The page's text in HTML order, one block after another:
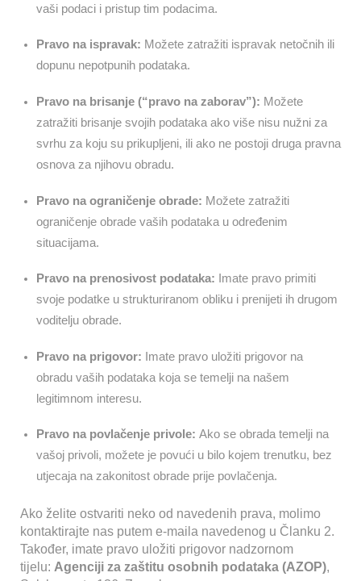
vaši podaci i pristup tim podacima.
Pravo na ispravak: Možete zatražiti ispravak netočnih ili
dopunu nepotpunih podataka.
Pravo na brisanje (“pravo na zaborav”): Možete
zatražiti brisanje svojih podataka ako više nisu nužni za
svrhu za koju su prikupljeni, ili ako ne postoji druga pravna
osnova za njihovu obradu.
Pravo na ograničenje obrade: Možete zatražiti
ograničenje obrade vaših podataka u određenim
situacijama.
Pravo na prenosivost podataka: Imate pravo primiti
svoje podatke u strukturiranom obliku i prenijeti ih drugom
voditelju obrade.
Pravo na prigovor: Imate pravo uložiti prigovor na
obradu vaših podataka koja se temelji na našem
legitimnom interesu.
Pravo na povlačenje privole: Ako se obrada temelji na
vašoj privoli, možete je povući u bilo kojem trenutku, bez
utjecaja na zakonitost obrade prije povlačenja.
Ako želite ostvariti neko od navedenih prava, molimo
kontaktirajte nas putem e-maila navedenog u Članku 2.
Također, imate pravo uložiti prigovor nadzornom
tijelu: Agenciji za zaštitu osobnih podataka (AZOP),